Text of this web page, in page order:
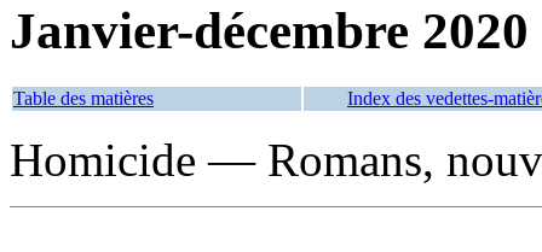
Janvier-décembre 2020
Table des matières Index des vedettes-
Homicide — Romans,